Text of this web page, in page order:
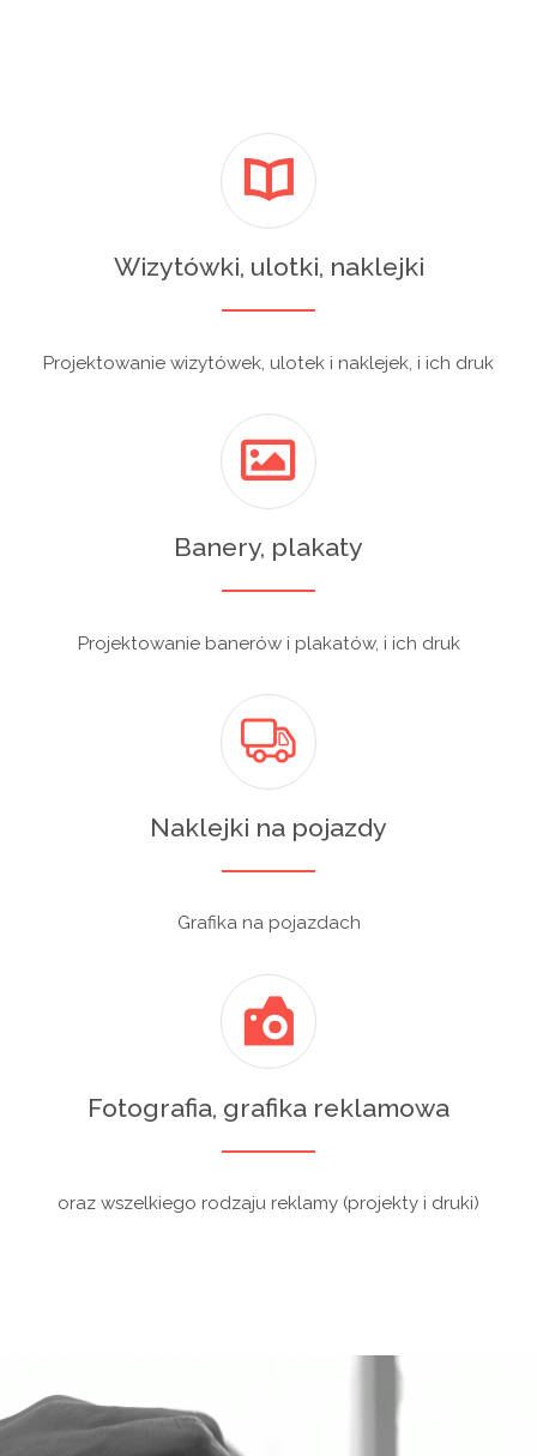
Wizytówki, ulotki, naklejki
Projektowanie wizytówek, ulotek i naklejek, i ich druk
Banery, plakaty
Projektowanie banerów i plakatów, i ich druk
Naklejki na pojazdy
Grafika na pojazdach
Fotografia, grafika reklamowa
oraz wszelkiego rodzaju reklamy (projekty i druki)